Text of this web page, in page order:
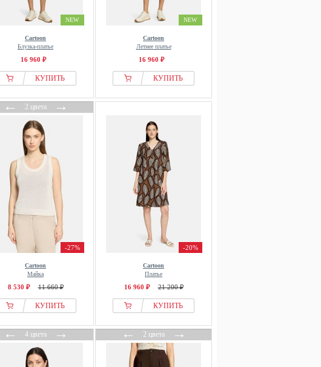
NEW
Cartoon
Блузка-платье
16 960 ₽
КУПИТЬ
NEW
Cartoon
Летнее платье
16 960 ₽
КУПИТЬ
←2 цвета→
-27%
Cartoon
Майка
8 530 ₽ 11 660 ₽
КУПИТЬ
-20%
Cartoon
Платье
16 960 ₽ 21 200 ₽
КУПИТЬ
←4 цвета→ ←2 цвета→